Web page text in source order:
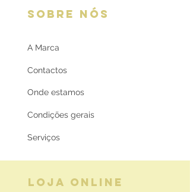
SOBRE NÓS
A Marca
Contactos
Onde estamos
Condições gerais
Serviços
LOJA ONLINE